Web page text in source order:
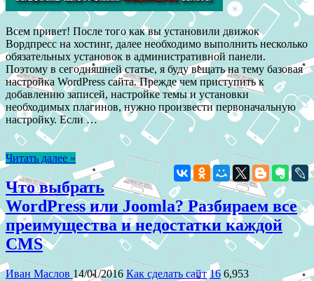
Всем привет! После того как вы установили движок
Вордпресс на хостинг, далее необходимо выполнить несколько
обязательных установок в административной панели.
Поэтому в сегодняшней статье, я буду вещать на тему базовая
настройка WordPress сайта. Прежде чем приступить к
добавлению записей, настройке темы и установки
необходимых плагинов, нужно произвести первоначальную
настройку. Если …
Читать далее »
Что выбрать
WordPress или Joomla? Разбираем все
преимущества и недостатки каждой
CMS
Иван Маслов14/01/2016 Как сделать сайт 16 6,953